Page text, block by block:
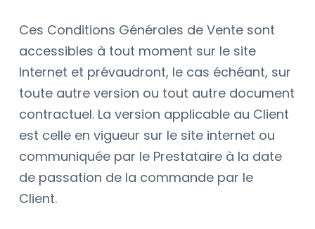
Ces Conditions Générales de Vente sont
accessibles à tout moment sur le site
Internet et prévaudront, le cas échéant, sur
toute autre version ou tout autre document
contractuel. La version applicable au Client
est celle en vigueur sur le site internet ou
communiquée par le Prestataire à la date
de passation de la commande par le
Client.